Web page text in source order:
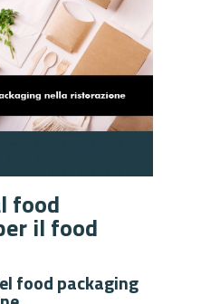
food
il food
food packaging